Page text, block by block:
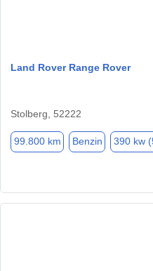
Land Rover Range Rover
Stolberg, 52222
99.800 km Benzin 390 kw